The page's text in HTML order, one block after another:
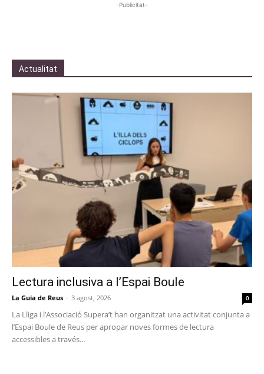
-Publicitat-
Actualitat
Lectura inclusiva a l’Espai Boule
La Guia de Reus - 3 agost, 2026 0
La Lliga i l’Associació Supera’t han organitzat una activitat conjunta a
l’Espai Boule de Reus per apropar noves formes de lectura
accessibles a través...